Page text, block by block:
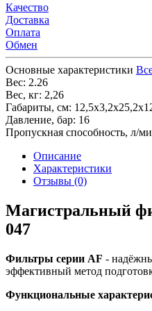
Качество
Доставка
Оплата
Обмен
Основные характеристики
Вес: 2.26
Вес, кг: 2,26
Габариты, см:
Давление, бар: 16
Пропускная способность, л/
Описание
Характеристики
Отзывы (0)
Магистральный
047
Фильтры серии AF -
эффективный метод
Функциональные